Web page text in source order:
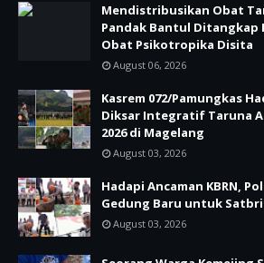
Mendistribusikan Obat
Pandak Bantul Ditangkap
Obat Psikotropika Disita
August 06, 2026
Kasrem 072/Pamungkas
Diksar Integratif Taruna
2026 di Magelang
August 03, 2026
Hadapi Ancaman KBRN,
Gedung Baru untuk
August 03, 2026